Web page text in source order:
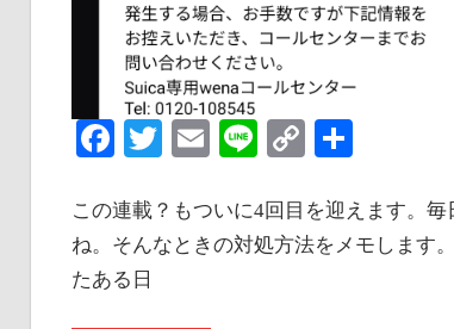
Facebook
TwitterEmailLineCopy
この連載？もついに4回目を迎えます。
ね。そんなときの対処方法をメモします
たある日